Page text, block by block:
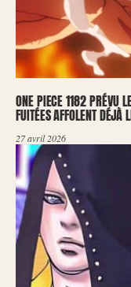
ONE PIECE 1182 PRÉVU
FUITÉES AFFOLENT DÉJÀ
27 avril 2026